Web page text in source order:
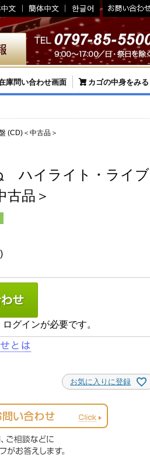
庫問い合わせ画面 カゴの中身をみる
(CD)＜中古品＞
ハイライト・ライブ
古品＞
グインが必要です。
お気に入りに登録